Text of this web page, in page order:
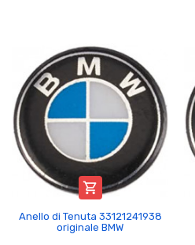

Anello di Tenuta 33121241938
originale BMW